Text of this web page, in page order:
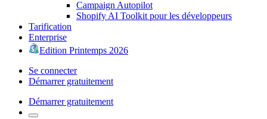
Campaign Autopilot
Shopify AI Toolkit pour les développeurs
Tarification
Enterprise
Edition Printemps 2026
Se connecter
Démarrer gratuitement
Démarrer gratuitement